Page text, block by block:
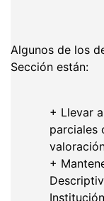
Algunos de los
Sección están:
+ Llevar
parciales
+